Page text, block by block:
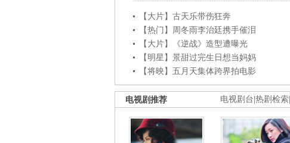
【大片】古天乐带伤狂奔
【热门】周冬雨李治廷携手催泪
【大片】《逆战》造型遭曝光
【明星】景甜过完生日想当妈妈
【将映】五月天集体跨界拍电影
电视剧台 热剧检索
电视剧推荐